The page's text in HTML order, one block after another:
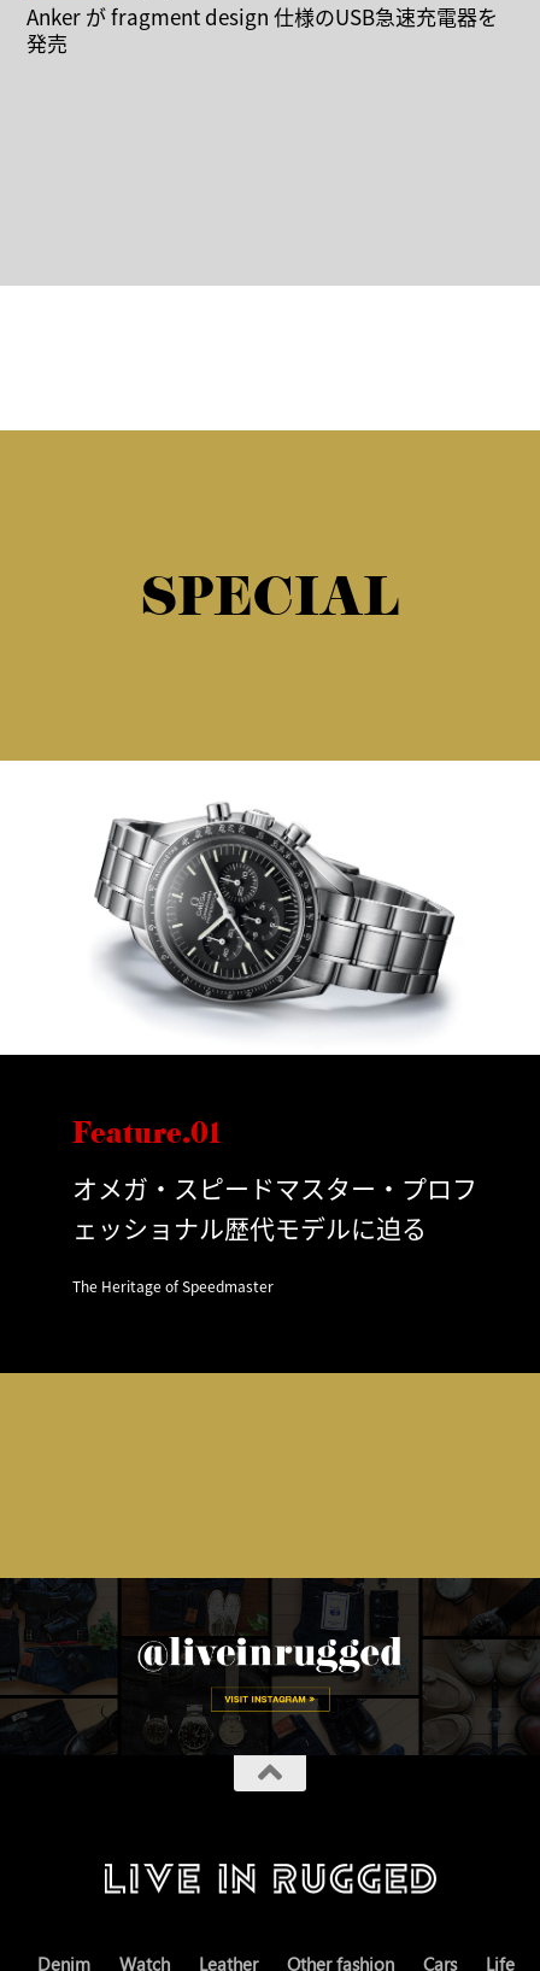
Anker が fragment design 仕様のUSB急速充電器を
発売
SPECIAL
Feature.01
オメガ・スピードマスター・プロフ
ェッショナル歴代モデルに迫る
The Heritage of Speedmaster
Denim Watch Leather Other fashion Cars Life